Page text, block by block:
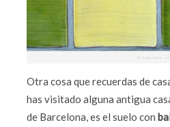
Otra cosa que recuerdas de
has visitado alguna antigua
de Barcelona, es el suelo con